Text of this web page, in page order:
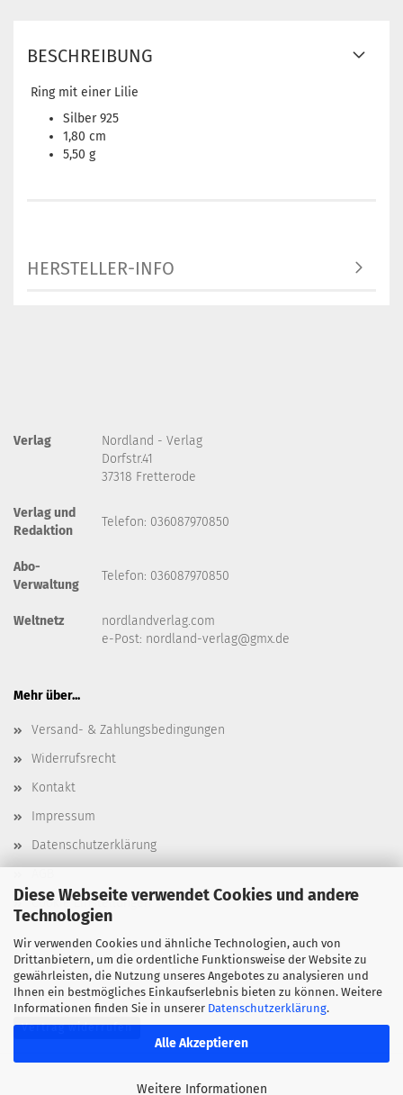
Diese Webseite verwendet Cookies und andere
Technologien
Wir verwenden Cookies und ähnliche Technologien, auch von
Drittanbietern, um die ordentliche Funktionsweise der Website zu
gewährleisten, die Nutzung unseres Angebotes zu analysieren und
Ihnen ein bestmögliches Einkaufserlebnis bieten zu können. Weitere
Informationen finden Sie in unserer Datenschutzerklärung.
Alle Akzeptieren
Weitere Informationen
BESCHREIBUNG
Ring mit einer Lilie
Silber 925
1,80 cm
5,50 g
HERSTELLER-INFO
Verlag
Nordland - Verlag
Dorfstr.41
37318 Fretterode
Verlag und
Redaktion
Telefon: 036087970850
Abo-
Verwaltung
Telefon: 036087970850
Weltnetz
nordlandverlag.com
e-Post: nordland-verlag@gmx.de
Mehr über...
Versand- & Zahlungsbedingungen
Widerrufsrecht
Kontakt
Impressum
Datenschutzerklärung
Cookie Einstellungen
Vertrag widerrufen